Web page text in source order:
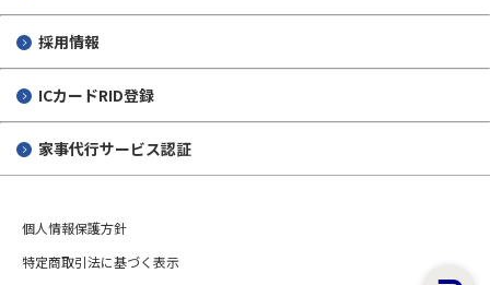
採用情報
ICカードRID登録
家事代行サービス認証
個人情報保護方針
特定商取引法に基づく表示